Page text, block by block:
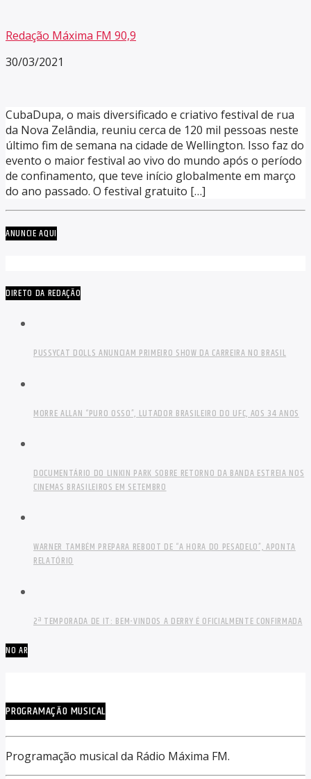
Redação Máxima FM 90,9
30/03/2021
CubaDupa, o mais diversificado e criativo festival de rua
da Nova Zelândia, reuniu cerca de 120 mil pessoas neste
último fim de semana na cidade de Wellington. Isso faz do
evento o maior festival ao vivo do mundo após o período
de confinamento, que teve início globalmente em março
do ano passado. O festival gratuito […]
ANUNCIE AQUI
DIRETO DA REDAÇÃO
PUSSYCAT DOLLS ANUNCIAM PRIMEIRO SHOW DA CARREIRA NO BRASIL
MORRE ALLAN “PURO OSSO”, LUTADOR BRASILEIRO DO UFC, AOS 34 ANOS
DOCUMENTÁRIO DO LINKIN PARK SOBRE RETORNO DA BANDA ESTREIA NOS
CINEMAS BRASILEIROS EM SETEMBRO
WARNER TAMBÉM PREPARA REBOOT DE “A HORA DO PESADELO”, APONTA
RELATÓRIO
2ª TEMPORADA DE IT: BEM-VINDOS A DERRY É OFICIALMENTE CONFIRMADA
NO AR
PROGRAMAÇÃO MUSICAL
Programação musical da Rádio Máxima FM.